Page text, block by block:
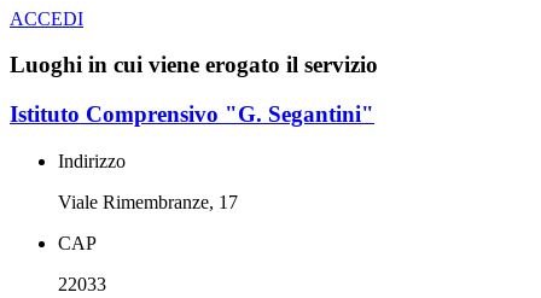
ACCEDI
Luoghi in cui viene erogato il servizio
Istituto Comprensivo "G. Segantini"
Indirizzo
Viale Rimembranze, 17
CAP
22033